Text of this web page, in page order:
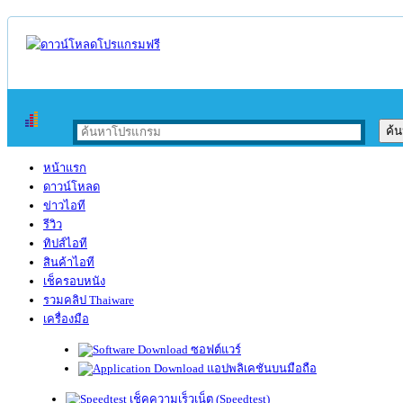
หน้าแรก
ดาวน์โหลด
ข่าวไอที
รีวิว
ทิปส์ไอที
สินค้าไอที
เช็ครอบหนัง
รวมคลิป Thaiware
เครื่องมือ
ซอฟต์แวร์
แอปพลิเคชันบนมือถือ
เช็คความเร็วเน็ต (Speedtest)